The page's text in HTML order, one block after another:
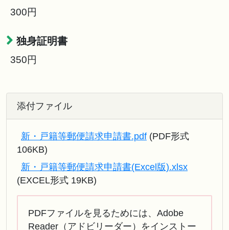
300円
独身証明書
350円
添付ファイル
新・戸籍等郵便請求申請書.pdf (PDF形式
106KB)
新・戸籍等郵便請求申請書(Excel版).xlsx
(EXCEL形式 19KB)
PDFファイルを見るためには、Adobe
Reader（アドビリーダー）をインストー